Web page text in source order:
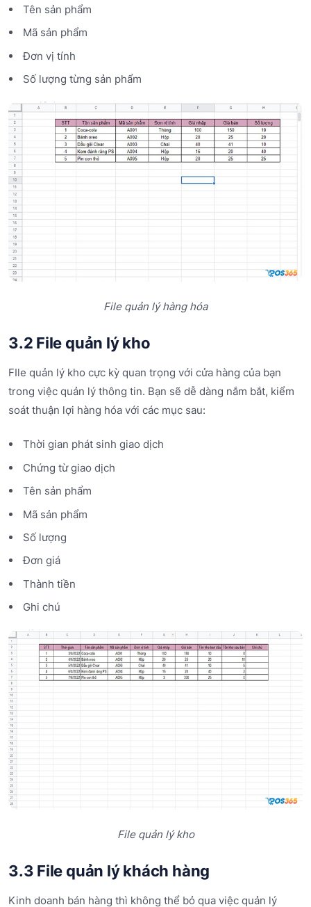
Tên sản phẩm
Mã sản phẩm
Đơn vị tính
Số lượng từng sản phẩm
File quản lý hàng hóa
3.2 File quản lý kho
FIle quản lý kho cực kỳ quan trọng với cửa hàng của bạn
trong việc quản lý thông tin. Bạn sẽ dễ dàng nắm bắt, kiểm
soát thuận lợi hàng hóa với các mục sau:
Thời gian phát sinh giao dịch
Chứng từ giao dịch
Tên sản phẩm
Mã sản phẩm
Số lượng
Đơn giá
Thành tiền
Ghi chú
File quản lý kho
3.3 File quản lý khách hàng
Kinh doanh bán hàng thì không thể bỏ qua việc quản lý